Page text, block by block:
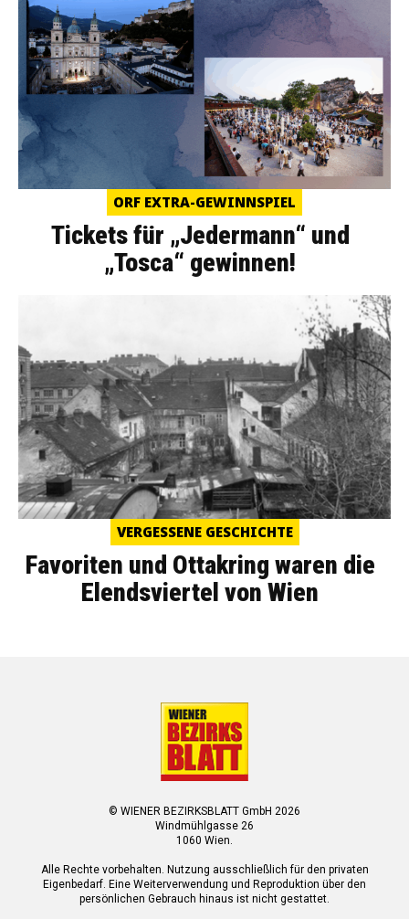
ORF EXTRA-GEWINNSPIEL
Tickets für „Jedermann“ und
„Tosca“ gewinnen!
VERGESSENE GESCHICHTE
Favoriten und Ottakring waren die
Elendsviertel von Wien
© WIENER BEZIRKSBLATT GmbH 2026
Windmühlgasse 26
1060 Wien.
Alle Rechte vorbehalten. Nutzung ausschließlich für den privaten
Eigenbedarf. Eine Weiterverwendung und Reproduktion über den
persönlichen Gebrauch hinaus ist nicht gestattet.